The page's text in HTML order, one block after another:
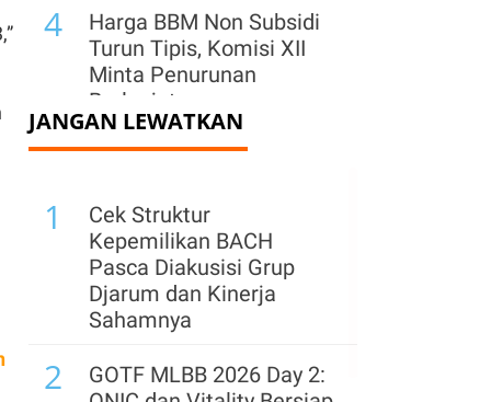
4
Harga BBM Non Subsidi
Turun Tipis, Komisi XII
Minta Penurunan
Berlanjut
5
Motor Listrik Kupprum
GIIAS 2026, Harga Mulai
Rp 70 Juta
Multicrane Gandeng
Ammann&Sumitomo
Dorong Pemakaian Aspal
Buton pada Konstruksi
Jalan
JANGAN LEWATKAN
1
Cek Struktur
Kepemilikan BACH
Pasca Diakusisi Grup
Djarum dan Kinerja
Sahamnya
2
GOTF MLBB 2026 Day 2: